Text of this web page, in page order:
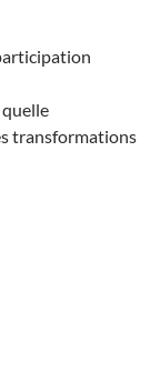
transformations